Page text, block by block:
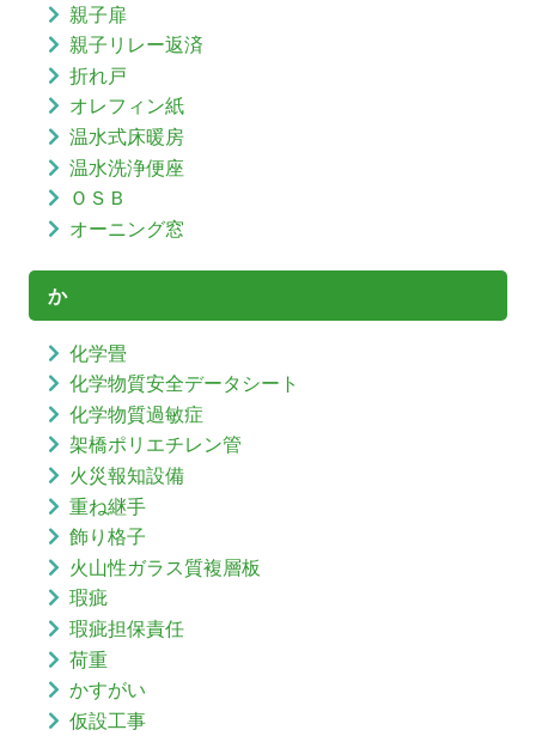
親子扉
親子リレー返済
折れ戸
オレフィン紙
温水式床暖房
温水洗浄便座
ＯＳＢ
オーニング窓
か
化学畳
化学物質安全データシート
化学物質過敏症
架橋ポリエチレン管
火災報知設備
重ね継手
飾り格子
火山性ガラス質複層板
瑕疵
瑕疵担保責任
荷重
かすがい
仮設工事